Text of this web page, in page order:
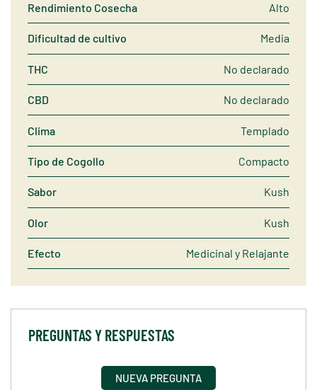
Rendimiento Cosecha Alto
Dificultad de cultivo Media
THC No declarado
CBD No declarado
Clima Templado
Tipo de Cogollo Compacto
Sabor Kush
Olor Kush
Efecto Medicinal y Relajante
PREGUNTAS Y RESPUESTAS
NUEVA PREGUNTA